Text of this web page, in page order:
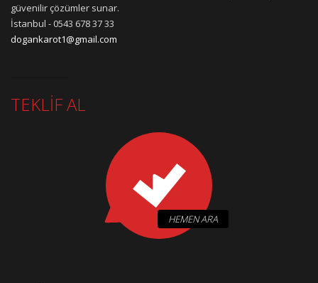
güvenilir çözümler sunar.
İstanbul - 0543 678 37 33
dogankarot1@gmail.com
TEKLİF AL
HEMEN ARA